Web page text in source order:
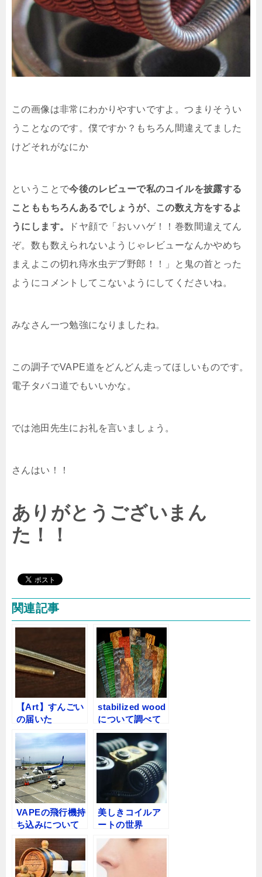
この画像は非常にわかりやすいですよ。つまりそうい
うことなのです。僕ですか？もちろん間違えてました
けどそれがなにか
ということで今後のレビューで私のコイルを披露する
ことももちろんあるでしょうが、この数え方をするよ
うにします。
ドヤ顔で「おいハゲ！！巻数間違えてん
ぞ。数も数えられないようじゃレビューなんかやめち
まえよこの切れ痔水虫デブ野郎！！」と鬼の首とった
ようにコメントしてこないようにしてくださいね。
みなさん一つ勉強になりましたね。
この調子でVAPE道をどんどん走ってほしいものです。
電子タバコ道でもいいかな。
では池田先生にお礼を言いましょう。
さんはい！！
ありがとうございまん
た！！
関連記事
【Art】すんごい
の届いた
【Coil】
stabilized wood
について調べて
みた
VAPEの飛行機持
ち込みについて
美しきコイルア
ートの世界